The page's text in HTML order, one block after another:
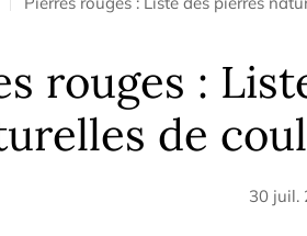
rouges :
de
30 juil.